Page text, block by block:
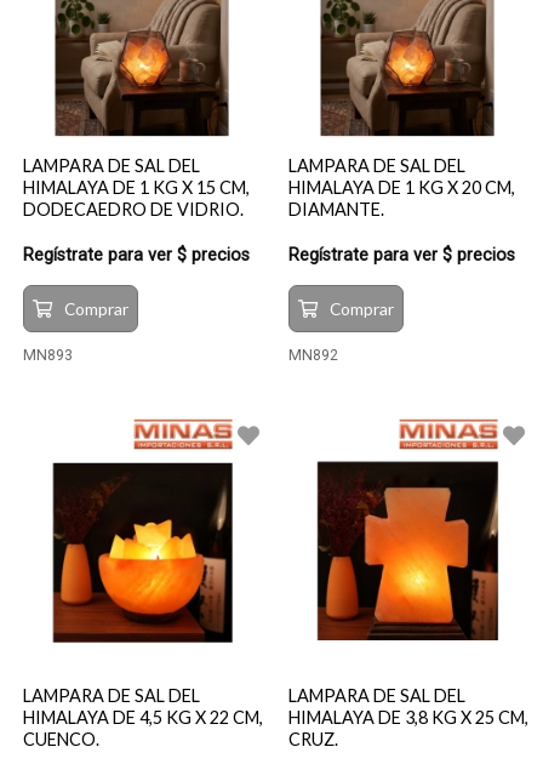
LAMPARA DE SAL DEL
HIMALAYA DE 1 KG X 15 CM,
DODECAEDRO DE VIDRIO.
Regístrate para ver $ precios
Comprar
MN893
LAMPARA DE SAL DEL
HIMALAYA DE 1 KG X 20 CM,
DIAMANTE.
Regístrate para ver $ precios
Comprar
MN892
LAMPARA DE SAL DEL
HIMALAYA DE 4,5 KG X 22 CM,
CUENCO.
LAMPARA DE SAL DEL
HIMALAYA DE 3,8 KG X 25 CM,
CRUZ.